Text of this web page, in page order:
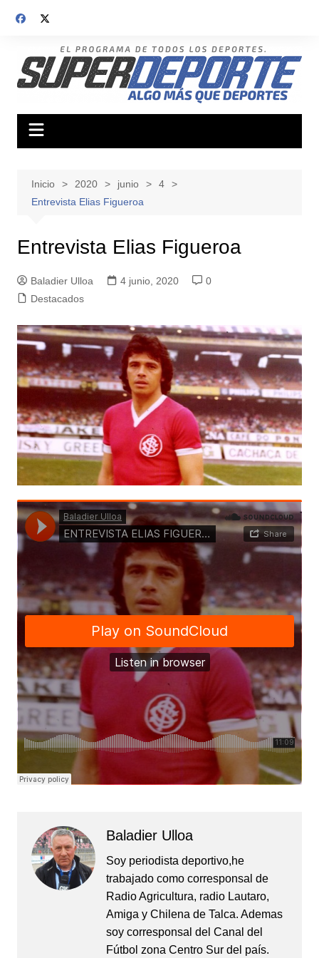
Inicio 2020 junio
4
Entrevista Elias Figueroa
Entrevista Elias Figueroa
Baladier Ulloa 4 junio, 2020
0
Destacados
Baladier Ulloa
Soy periodista deportivo,he
trabajado como corresponsal de
Radio Agricultura, radio Lautaro,
Amiga y Chilena de Talca. Ademas
soy corresponsal del Canal del
Fútbol zona Centro Sur del país.